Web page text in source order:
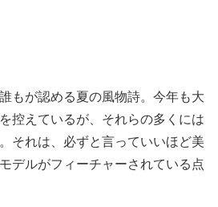
もが認める夏の風物詩。今年も大
控えているが、それらの多くには
それは、必ずと言っていいほど美
デルがフィーチャーされている点